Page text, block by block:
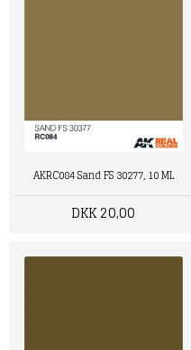
AKRC084 Sand FS 30277, 10 ML
DKK 20,00